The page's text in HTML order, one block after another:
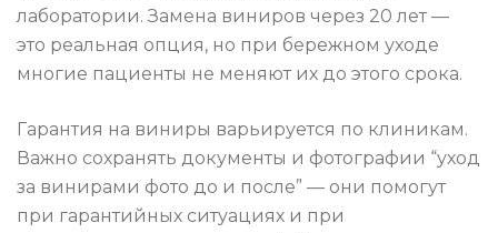
лаборатории. Замена виниров через 20 лет —
это реальная опция, но при бережном уходе
многие пациенты не меняют их до этого срока.
Гарантия на виниры варьируется по клиникам.
Важно сохранять документы и фотографии “уход
за винирами фото до и после” — они помогут
при гарантийных ситуациях и при